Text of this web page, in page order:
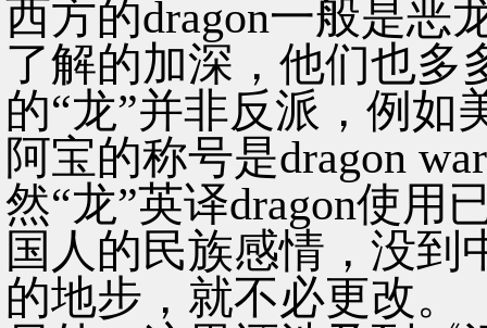
西方的dragon一般是恶
了解的加深，他们也多
的“龙”并非反派，例如
阿宝的称号是dragon
然“龙”英译dragon使用
国人的民族感情，没到
的地步，就不必更改。